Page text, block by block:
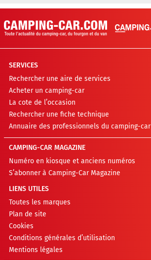
SERVICES
Rechercher une aire de services
Acheter un camping-car
La cote de l’occasion
Rechercher une fiche technique
Annuaire des professionnels du camping-car
CAMPING-CAR MAGAZINE
Numéro en kiosque et anciens numéros
S’abonner à Camping-Car Magazine
LIENS UTILES
Toutes les marques
Plan de site
Cookies
Conditions générales d’utilisation
Mentions légales